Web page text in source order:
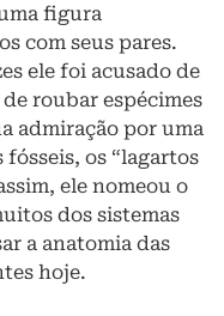
figura
com seus pares.
ele foi acusado de
roubar espécimes
admiração por uma
os “lagartos
ele nomeou o
dos sistemas
a anatomia das
hoje.